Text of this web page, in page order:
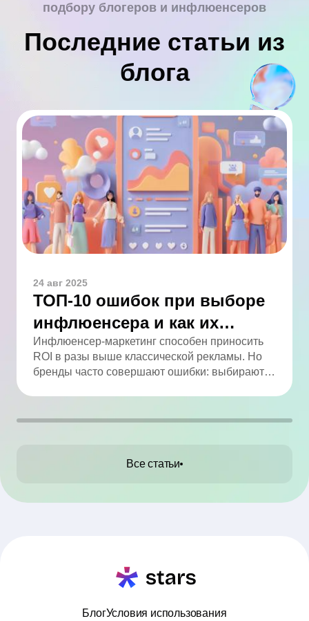
подбору блогеров и инфлюенсеров
Последние статьи из
блога
24 авг 2025
ТОП-10 ошибок при выборе
инфлюенсера и как их
избежать
Инфлюенсер-маркетинг способен приносить
ROI в разы выше классической рекламы. Но
бренды часто совершают ошибки: выбирают
работают без договора. В статье мы собрали
Все статьи
БлогУсловия использования